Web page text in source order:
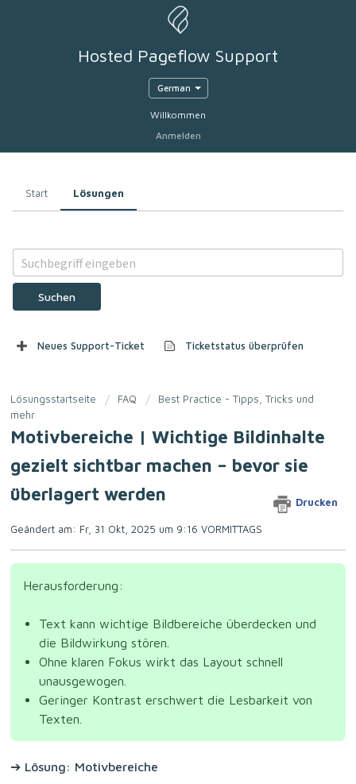
Hosted Pageflow Support
German
Willkommen
Anmelden
Start Lösungen
Suchen
Neues Support-Ticket Ticketstatus überprüfen
Lösungsstartseite FAQ
Best Practice - Tipps, Tricks und
mehr
Motivbereiche | Wichtige Bildinhalte
gezielt sichtbar machen – bevor sie
überlagert werden
Drucken
Geändert am: Fr, 31 Okt, 2025 um 9:16 VORMITTAGS
Herausforderung:
Text kann wichtige Bildbereiche überdecken und
die Bildwirkung stören.
Ohne klaren Fokus wirkt das Layout schnell
unausgewogen.
Geringer Kontrast erschwert die Lesbarkeit von
Texten.
➔ Lösung: Motivbereiche